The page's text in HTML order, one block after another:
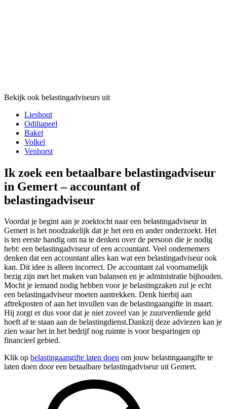
Bekijk ook belastingadviseurs uit
Lieshout
Odiliapeel
Bakel
Volkel
Venhorst
Ik zoek een betaalbare belastingadviseur
in Gemert – accountant of
belastingadviseur
Voordat je begint aan je zoektocht naar een belastingadviseur in
Gemert is het noodzakelijk dat je het een en ander onderzoekt. Het
is ten eerste handig om na te denken over de persoon die je nodig
hebt: een belastingadviseur of een accountant. Veel ondernemers
denken dat een accountant alles kan wat een belastingadviseur ook
kan. Dit idee is alleen incorrect. De accountant zal voornamelijk
bezig zijn met het maken van balansen en je administratie bijhouden.
Mocht je iemand nodig hebben voor je belastingzaken zul je echt
een belastingadviseur moeten aantrekken. Denk hierbij aan
aftrekposten of aan het invullen van de belastingaangifte in maart.
Hij zorgt er dus voor dat je niet zoveel van je zuurverdiende geld
hoeft af te staan aan de belastingdienst.Dankzij deze adviezen kan je
zien waar het in het bedrijf nog ruimte is voor besparingen op
financieel gebied.
Klik op belastingaangifte laten doen om jouw belastingaangifte te
laten doen door een betaalbare belastingadviseur uit Gemert.